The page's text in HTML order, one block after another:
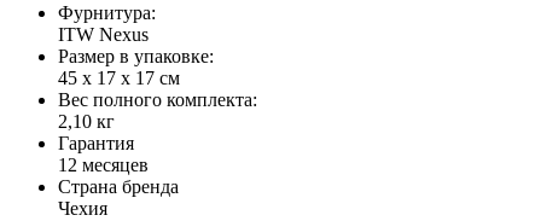
Фурнитура:
ITW Nexus
Размер в упаковке:
45 х 17 х 17 см
Вес полного комплекта:
2,10 кг
Гарантия
12 месяцев
Страна бренда
Чехия